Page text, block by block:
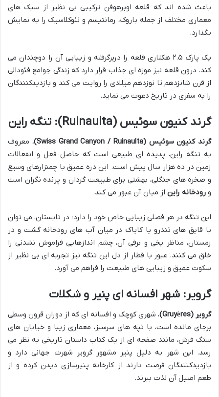
باعث شده اند که قلعه اوبرهوفن ترکیبی بی نظیر از سبک های
معماری مختلف از جمله باروک، رمانتیسم و نئوکلاسیک را به نمایش
بگذارد.
یک پارک ۲.۵ هکتاری قلعه را دربرگرفته و زیبایی آن را دوچندان می
کند. درون قلعه نیز موزه ای جذاب قرار دارد که زندگی جوامع فئودالی
از قرن شانزدهم تا نوزدهم میلادی را روایت می کند و بازدیدکنندگان
را به سفری در تاریخ دعوت می نماید.
گرند کنیون سوئیس (Ruinaulta): تنگه راین
گرند کنیون سوئیس (Swiss Grand Canyon / Ruinaulta)
، معروف
به تنگه راین، پدیده ای طبیعی است که حاصل فعل و انفعالات
زمین در ده هزار سال پیش است. این دره عمیق با چمنزارهای وسیع
و صخره های جنگلی، بهشتی برای طبیعت گردان و پرنده نگران است
و رودخانه راین از میان آن عبور می کند.
این تنگه در هر فصلی زیبایی خاص خود را دارد؛ در تابستان، می توان
با قایق های تندرو یا کایاک در میان آب های رودخانه گشت و در
زمستان، مناظر یخی و برفی آن، چشم اندازهایی فراموش نشدنی را
خلق می کنند. عبور با قطار از دل این تنگه نیز تجربه ای بی نظیر از
سکوت عمیق و زیبایی های طبیعت را فراهم می آورد.
گرویر: شهر افسانه ای پنیر و شکلات
گرویر (Gruyères)
، شهری کوچک و افسانه ای که از دوران قرون وسطی
برجای مانده است، با تپه های سرسبز، معماری زیبا و خیابان های
سنگ فرش، مانند صفحه ای از یک کتاب داستان تاریخی به نظر می
رسد. این شهر به دلیل پنیر مشهور گرویر شهرت جهانی دارد و
بازدیدکنندگان فرصت دارند از کارخانه پنیرسازی دیدن کرده و از
طعم اصیل آن لذت ببرند.